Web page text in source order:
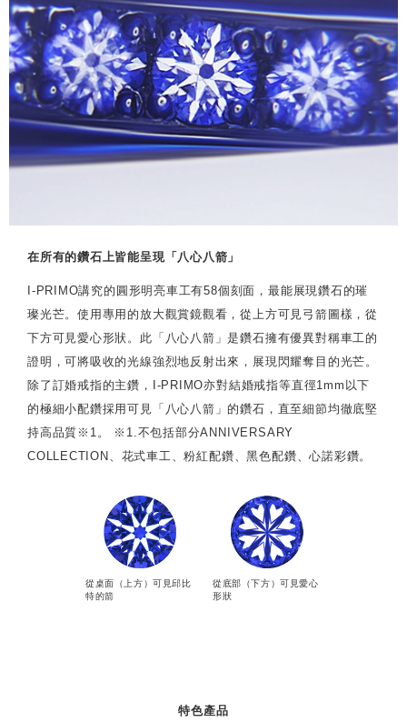
在所有的鑽石上皆能呈現「八心八箭」
I-PRIMO講究的圓形明亮車工有58個刻面，最能展現鑽石的璀
璨光芒。使用專用的放大觀賞鏡觀看，從上方可見弓箭圖樣，從
下方可見愛心形狀。此「八心八箭」是鑽石擁有優異對稱車工的
證明，可將吸收的光線強烈地反射出來，展現閃耀奪目的光芒。
除了訂婚戒指的主鑽，I-PRIMO亦對結婚戒指等直徑1mm以下
的極細小配鑽採用可見「八心八箭」的鑽石，直至細節均徹底堅
持高品質※1。 ※1.不包括部分ANNIVERSARY
COLLECTION、花式車工、粉紅配鑽、黑色配鑽、心諾彩鑽。
從桌面（上方）可見邱比
特的箭
從底部（下方）可見愛心
形狀
特色產品